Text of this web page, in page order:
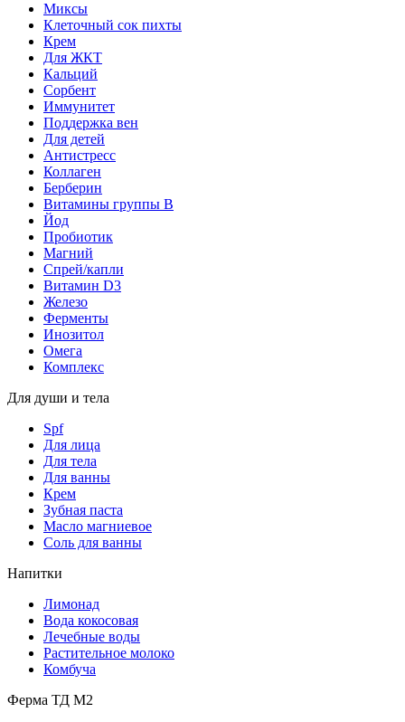
Миксы
Клеточный сок пихты
Крем
Для ЖКТ
Кальций
Сорбент
Иммунитет
Поддержка вен
Для детей
Антистресс
Коллаген
Берберин
Витамины группы B
Йод
Пробиотик
Магний
Спрей/капли
Витамин D3
Железо
Ферменты
Инозитол
Омега
Комплекс
Для души и тела
Spf
Для лица
Для тела
Для ванны
Крем
Зубная паста
Масло магниевое
Соль для ванны
Напитки
Лимонад
Вода кокосовая
Лечебные воды
Растительное молоко
Комбуча
Ферма ТД М2